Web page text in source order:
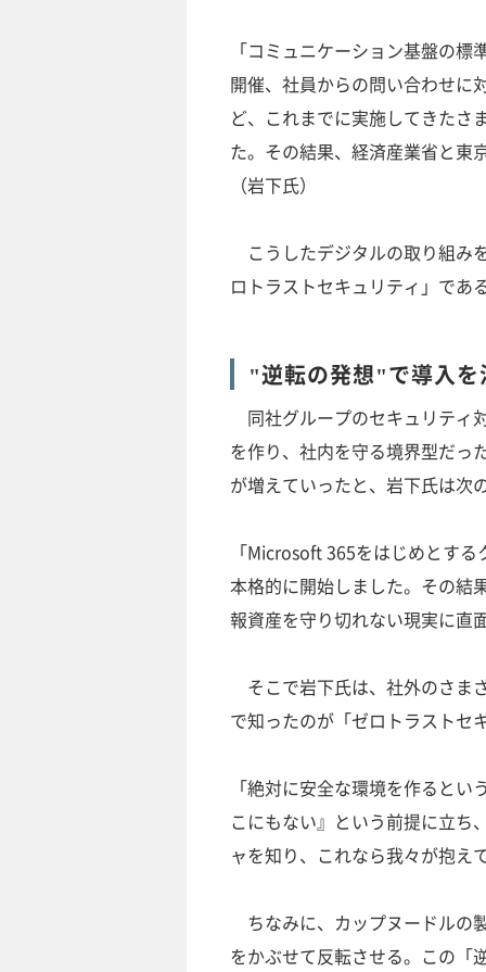
「コミュニケーション基盤の
開催、社員からの問い合わせに
ど、これまでに実施してきたさ
た。その結果、経済産業省と東
（岩下氏）
こうしたデジタルの取り組み
ロトラストセキュリティ」であ
"逆転の発想"で導入を
同社グループのセキュリティ
を作り、社内を守る境界型だっ
が増えていったと、岩下氏は次
「Microsoft 365をはじめとす
本格的に開始しました。その結
報資産を守り切れない現実に直
そこで岩下氏は、社外のさま
で知ったのが「ゼロトラストセ
「絶対に安全な環境を作ると
こにもない』という前提に立ち
ャを知り、これなら我々が抱え
ちなみに、カップヌードルの
をかぶせて反転させる。この「